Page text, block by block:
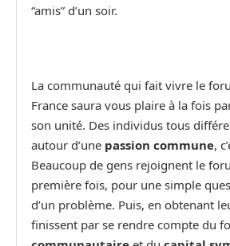
“amis” d’un soir.
La communauté qui fait vivre le
France saura vous plaire à la fois
son unité. Des individus tous
autour d’une passion commune,
Beaucoup de gens rejoignent le
première fois, pour une simple
d’un problème. Puis, en obtenant
finissent par se rendre compte du